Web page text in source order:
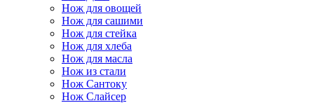
Нож для овощей
Нож для сашими
Нож для стейка
Нож для хлеба
Нож для масла
Нож из стали
Нож Сантоку
Нож Слайсер